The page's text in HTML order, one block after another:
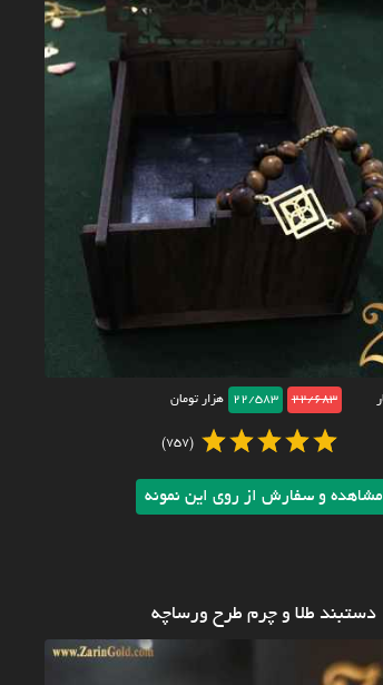
22/683
22/583 هزار تومان
(757)
مشاهده و سفارش از روی این نمونه
دستبند طلا و چرم طرح ورساچه